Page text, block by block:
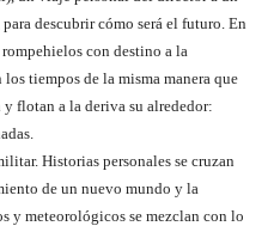
descubrir cómo será el futuro. En
con destino a la
tiempos de la misma manera que
flotan a la deriva su alrededor:
Historias personales se cruzan
de un nuevo mundo y la
y meteorológicos se mezclan con lo